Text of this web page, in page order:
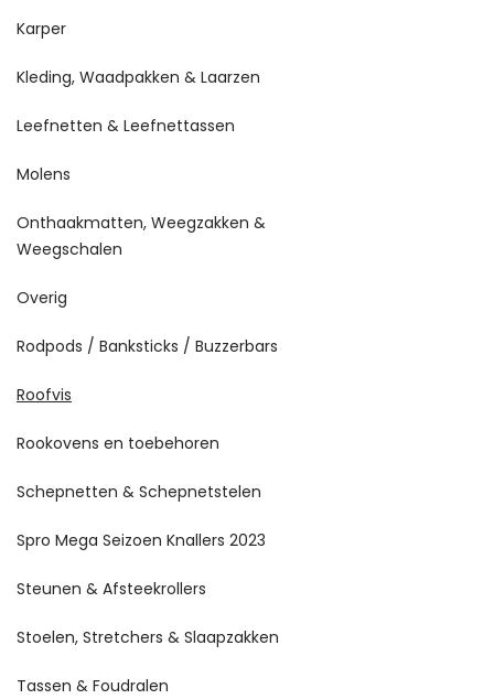
Karper
Kleding, Waadpakken & Laarzen
Leefnetten & Leefnettassen
Molens
Onthaakmatten, Weegzakken &
Weegschalen
Overig
Rodpods / Banksticks / Buzzerbars
Roofvis
Rookovens en toebehoren
Schepnetten & Schepnetstelen
Spro Mega Seizoen Knallers 2023
Steunen & Afsteekrollers
Stoelen, Stretchers & Slaapzakken
Tassen & Foudralen